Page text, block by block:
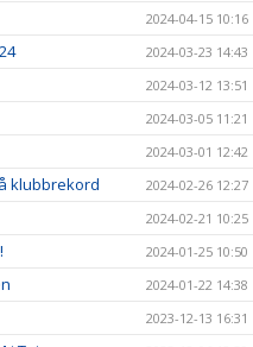
2024-04-15 10:16
2024-03-23 14:43
2024-03-12 13:51
2024-03-05 11:21
2024-03-01 12:42
klubbrekord 2024-02-26 12:27
2024-02-21 10:25
2024-01-25 10:50
2024-01-22 14:38
2023-12-13 16:31